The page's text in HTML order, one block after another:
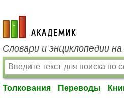
academic.ru
Словари и энциклопедии
Толкования Переводы